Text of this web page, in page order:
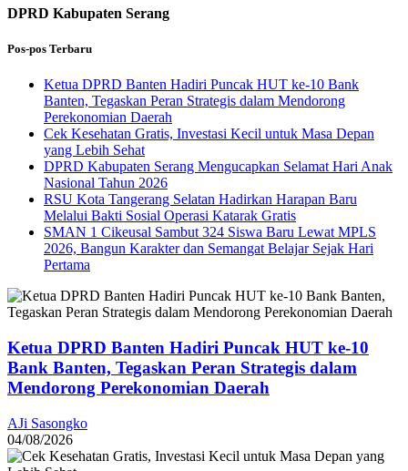
DPRD Kabupaten Serang
Pos-pos Terbaru
Ketua DPRD Banten Hadiri Puncak HUT ke-10 Bank
Banten, Tegaskan Peran Strategis dalam Mendorong
Perekonomian Daerah
Cek Kesehatan Gratis, Investasi Kecil untuk Masa Depan
yang Lebih Sehat
DPRD Kabupaten Serang Mengucapkan Selamat Hari Anak
Nasional Tahun 2026
RSU Kota Tangerang Selatan Hadirkan Harapan Baru
Melalui Bakti Sosial Operasi Katarak Gratis
SMAN 1 Cikeusal Sambut 324 Siswa Baru Lewat MPLS
2026, Bangun Karakter dan Semangat Belajar Sejak Hari
Pertama
Ketua DPRD Banten Hadiri Puncak HUT ke-10
Bank Banten, Tegaskan Peran Strategis dalam
Mendorong Perekonomian Daerah
AJi Sasongko
04/08/2026